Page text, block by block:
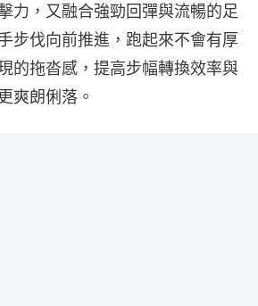
力，又融合強勁回彈與流暢的足
步伐向前推進，跑起來不會有厚
的拖沓感，提高步幅轉換效率與
爽朗俐落。